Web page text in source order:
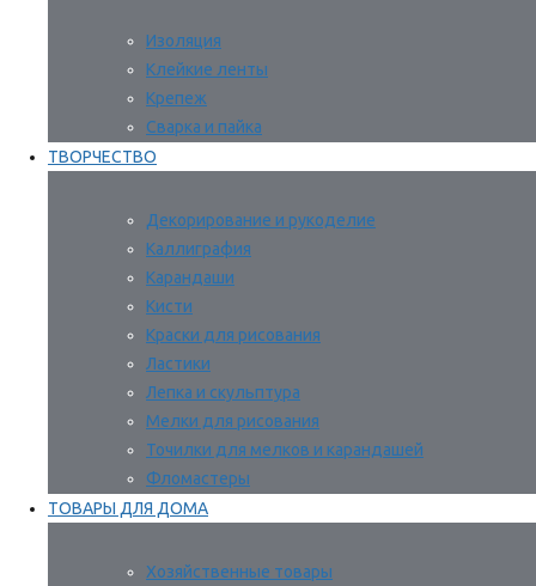
Изоляция
Клейкие ленты
Крепеж
Сварка и пайка
ТВОРЧЕСТВО
Декорирование и рукоделие
Каллиграфия
Карандаши
Кисти
Краски для рисования
Ластики
Лепка и скульптура
Мелки для рисования
Точилки для мелков и карандашей
Фломастеры
ТОВАРЫ ДЛЯ ДОМА
Хозяйственные товары